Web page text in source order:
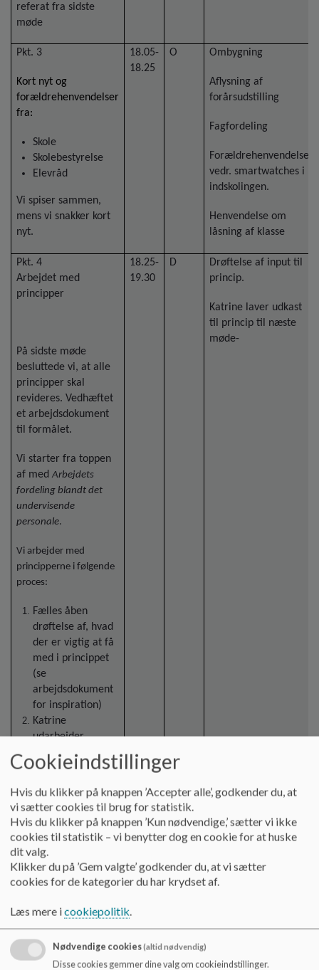
referat fra sidste
møde
Pkt. 3
Kort nyt og
forældrehenvendelser
fra:
Skole
Skolebestyrelse
Elevråd
Vi spiser sammen,
mens vi snakker kort
nyt.
18.05-
18.25
O Ombygning
Aflysning af
forårsudstilling
Fagfordeling
Forældrehenvendelse
vedr. smartwatches i
indskolingen.
Henvendelse om
låsning af klasse
Pkt. 4
Arbejdet med
principper
På sidste møde
besluttede vi, at alle
principper skal
revideres. Vedhæftet
et arbejdsdokument
til formålet.
Vi starter fra toppen
af med Arbejdets
fordeling blandt det
undervisende
personale.
Vi arbejder med
principperne i følgende
proces:
Fælles åben
drøftelse af, hvad
der er vigtig at få
med i princippet
(se
arbejdsdokument
for inspiration)
Katrine
udarbejder
udkast, der
præsenteres på
bestyrelsesmøde
Herefter lægges
princippet ud til
kommentering hos
medarbejderne
gennem LMU
godkendes på
bestyrelsesmøde
18.25-
19.30
D
Drøftelse af input til
princip.
Katrine laver udkast
til princip til næste
møde-
Cookieindstillinger
Hvis du klikker på knappen ’Accepter alle’, godkender du, at
vi sætter cookies til brug for statistik.
Hvis du klikker på knappen ’Kun nødvendige,’ sætter vi ikke
cookies til statistik – vi benytter dog en cookie for at huske
dit valg.
Klikker du på ’Gem valgte’ godkender du, at vi sætter
cookies for de kategorier du har krydset af.
Læs mere icookiepolitik.
Nødvendige cookies(altid nødvendig)
Disse cookies gemmer dine valg om cookieindstillinger.